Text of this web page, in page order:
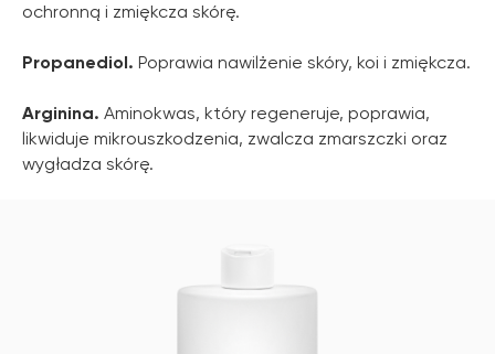
ochronną i zmiękcza skórę.
Propanediol. Poprawia nawilżenie skóry, koi i zmiękcza.
Arginina. Aminokwas, który regeneruje, poprawia,
likwiduje mikrouszkodzenia, zwalcza zmarszczki oraz
wygładza skórę.